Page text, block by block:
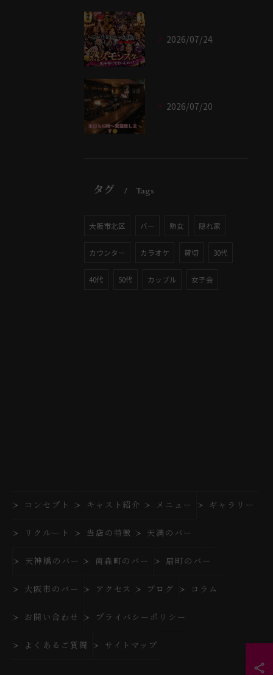
2026/07/24
2026/07/20
タグ Tags
大阪市北区 バー 熟女 隠れ家
カウンター カラオケ 貸切 30代
40代 50代 カップル 女子会
コンセプト キャスト紹介 メニュー ギャラリー
リクルート 当店の特徴 天満のバー
天神橋のバー 南森町のバー 扇町のバー
大阪市のバー アクセス ブログ コラム
お問い合わせ プライバシーポリシー
よくあるご質問 サイトマップ